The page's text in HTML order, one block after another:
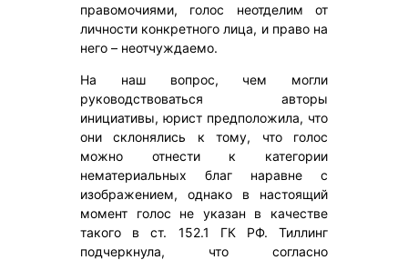
правомочиями, голос неотделим от
личности конкретного лица, и право на
него – неотчуждаемо.
На наш вопрос, чем могли
руководствоваться авторы
инициативы, юрист предположила, что
они склонялись к тому, что голос
можно отнести к категории
нематериальных благ наравне с
изображением, однако в настоящий
момент голос не указан в качестве
такого в ст. 152.1 ГК РФ. Тиллинг
подчеркнула, что согласно